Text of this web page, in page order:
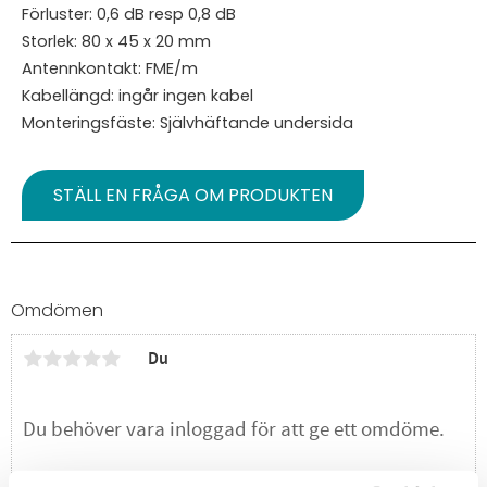
Förluster: 0,6 dB resp 0,8 dB
Storlek: 80 x 45 x 20 mm
Antennkontakt: FME/m
Kabellängd: ingår ingen kabel
Monteringsfäste: Självhäftande undersida
STÄLL EN FRÅGA OM PRODUKTEN
Omdömen
Du